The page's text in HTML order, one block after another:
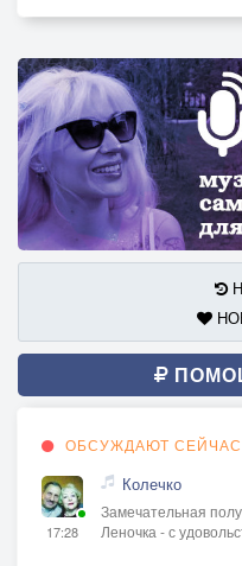
ОБСУЖДАЮТ СЕЙЧАС
17:28
Колечко
Замечательная
Леночка - с